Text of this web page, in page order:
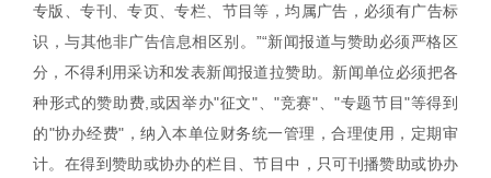
专版、专刊、专页、专栏、节目等，均属广告，必须有广告标
识，与其他非广告信息相区别。”“新闻报道与赞助必须严格区
分，不得利用采访和发表新闻报道拉赞助。新闻单位必须把各
种形式的赞助费,或因举办"征文"、"竞赛"、"专题节目"等得到
的"协办经费"，纳入本单位财务统一管理，合理使用，定期审
计。在得到赞助或协办的栏目、节目中，只可刊播赞助或协办